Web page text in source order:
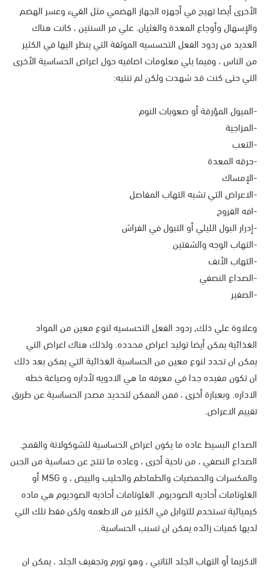
الأخرى أيضا تهيج في أجهزه الجهاز الهضمي مثل القيء وعسر الهضم
والإسهال وأوجاع المعدة والغثيان. علي مر السنتين ، كانت هناك
العديد من ردود الفعل التحسسيه الموثقة التي ينظر اليها في الكثير
من الناس ، وفيما يلي معلومات اضافيه حول اعراض الحساسية الأخرى
التي حتى كنت قد شهدت ولكن لم تنتبه:
-الميول المؤرقة أو صعوبات النوم
-المزاجية
-التعب
-حرقه المعدة
-الإمساك
-الاعراض التي تشبه التهاب المفاصل
-افه القروح
-إدرار البول الليلي أو التبول في الفراش
-التهاب الوجه والشفتين
-التهاب الأنف
-الصداع النصفي
-الصفير
وعلاوة علي ذلك, ردود الفعل التحسسيه لنوع معين من المواد
الغذائية يمكن أيضا توليد اعراض محدده. ولذلك هناك اعراض التي
يمكن ان تحدد لنوع معين من الحساسية الغذائية التي يمكن بعد ذلك
ان تكون مفيده جدا في معرفه ما هي الادويه لأداره وصياغة خطه
الاداره. وبعبارة أخرى ، فمن الممكن لتحديد مصدر الحساسية عن طريق
تقييم الاعراض.
الصداع البسيط عاده ما يكون اعراض الحساسية للشوكولاتة والقمح.
الصداع النصفي ، من ناحية أخرى ، وعاده ما تنتج عن حساسية من الجبن
والمكسرات والحمضيات والطماطم والحليب والبيض ، و MSG أو
الغلوتامات أحاديه الصوديوم. الغلوتامات أحاديه الصوديوم هي ماده
كيميائية تستخدم للتوابل في الكثير من الاطعمه ولكن فقط تلك التي
لديها كميات زائده يمكن ان تسبب الحساسية.
الاكزيما أو التهاب الجلد التاتبي ، وهو تورم وتجفيف الجلد ، يمكن ان